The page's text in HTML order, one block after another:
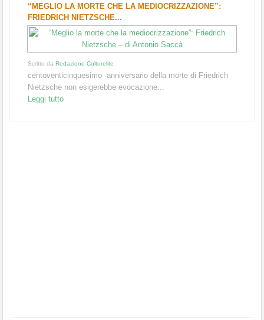
“MEGLIO LA MORTE CHE LA MEDIOCRIZZAZIONE”:
FRIEDRICH NIETZSCHE...
Scritto da Redazione Culturelite
centoventicinquesimo anniversario della morte di Friedrich
Nietzsche non esigerebbe evocazione...
Leggi tutto